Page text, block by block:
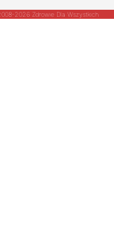
2026 Zdrowie Dla Wszystkich